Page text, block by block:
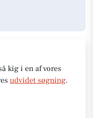
kig i en af vores
udvidet søgning.